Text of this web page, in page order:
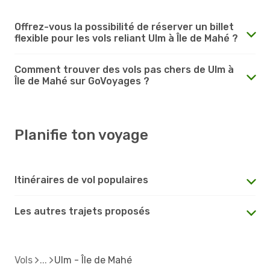
Offrez-vous la possibilité de réserver un billet
flexible pour les vols reliant Ulm à Île de Mahé ?
Comment trouver des vols pas chers de Ulm à
Île de Mahé sur GoVoyages ?
Planifie ton voyage
Itinéraires de vol populaires
Les autres trajets proposés
Vols Ulm - Île de Mahé